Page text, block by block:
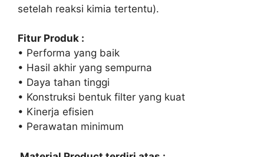
setelah reaksi kimia tertentu).
Fitur Produk :
• Performa yang baik
• Hasil akhir yang sempurna
• Daya tahan tinggi
• Konstruksi bentuk filter yang kuat
• Kinerja efisien
• Perawatan minimum